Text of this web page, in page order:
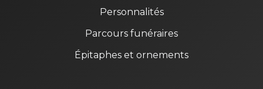
Personnalités
Parcours funéraires
Épitaphes et ornements